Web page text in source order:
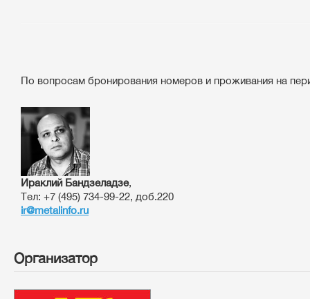
По вопросам бронирования номеров и проживания на
Ираклий Бандзеладзе,
Тел: +7 (495) 734-99-22, доб.220
ir@metalinfo.ru
Организатор